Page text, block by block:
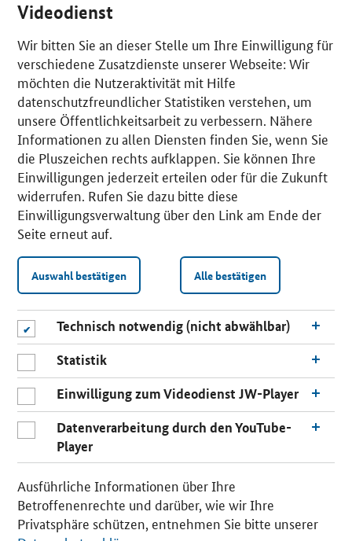
n
Videodienst
Wir bitten Sie an dieser Stelle um Ihre Einwilligung für
verschiedene Zusatzdienste unserer Webseite: Wir
möchten die Nutzeraktivität mit Hilfe
datenschutzfreundlicher Statistiken verstehen, um
unsere Öffentlichkeitsarbeit zu verbessern. Nähere
Informationen zu allen Diensten finden Sie, wenn Sie
die Pluszeichen rechts aufklappen. Sie können Ihre
Einwilligungen jederzeit erteilen oder für die Zukunft
widerrufen. Rufen Sie dazu bitte diese
Einwilligungsverwaltung über den Link am Ende der
Seite erneut auf.
Auswahl bestätigen Alle bestätigen
Technisch notwendig (nicht abwählbar)
Statistik
Einwilligung zum Videodienst JW-Player
Datenverarbeitung durch den YouTube-
Player
Ausführliche Informationen über Ihre
Betroffenenrechte und darüber, wie wir Ihre
Privatsphäre schützen, entnehmen Sie bitte unserer